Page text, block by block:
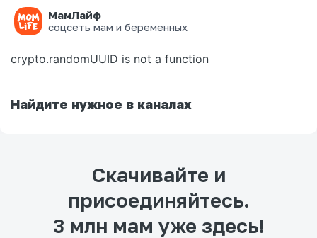
МамЛайф
соцсеть мам и беременных
Ошибка на странице
crypto.randomUUID is not a function
Найдите нужное в каналах
Скачивайте и
присоединяйтесь.
3 млн мам уже здесь!